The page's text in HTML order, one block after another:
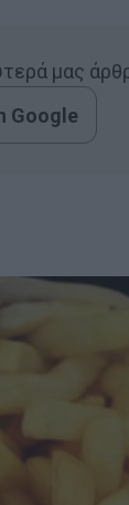
μας
Google